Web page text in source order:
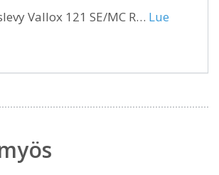
Vallox 121 SE/MC R… Lue